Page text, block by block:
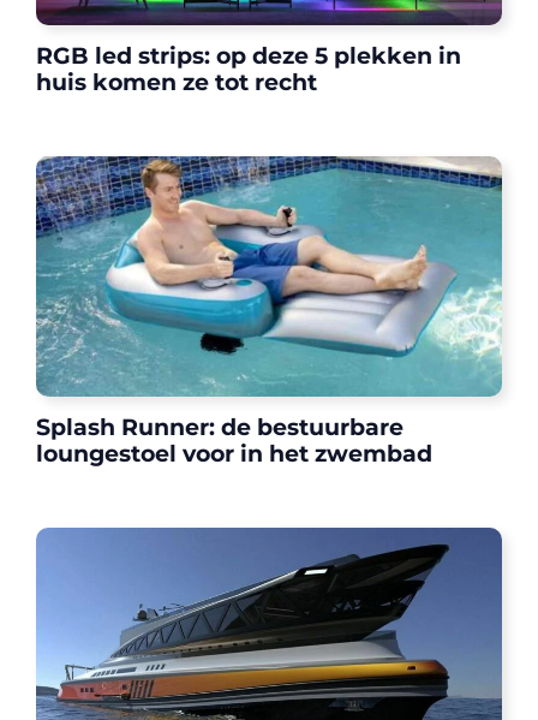
RGB led strips: op deze 5 plekken in
huis komen ze tot recht
Splash Runner: de bestuurbare
loungestoel voor in het zwembad